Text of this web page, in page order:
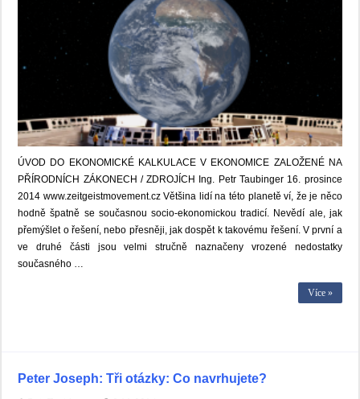
ÚVOD DO EKONOMICKÉ KALKULACE V EKONOMICE ZALOŽENÉ NA
PŘÍRODNÍCH ZÁKONECH / ZDROJÍCH Ing. Petr Taubinger 16. prosince
2014 www.zeitgeistmovement.cz Většina lidí na této planetě ví, že je něco
hodně špatně se současnou socio-ekonomickou tradicí. Nevědí ale, jak
přemýšlet o řešení, nebo přesněji, jak dospět k takovému řešení. V první a
ve druhé části jsou velmi stručně naznačeny vrozené nedostatky
současného …
Více »
Peter Joseph: Tři otázky: Co navrhujete?